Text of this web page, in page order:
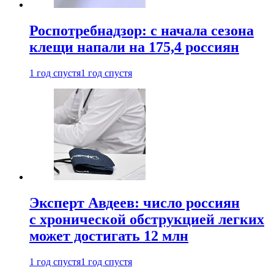
Роспотребнадзор: с начала сезона
клещи напали на 175,4 россиян
1 год спустя1 год спустя
Эксперт Авдеев: число россиян
с хронической обструкцией легких
может достигать 12 млн
1 год спустя1 год спустя